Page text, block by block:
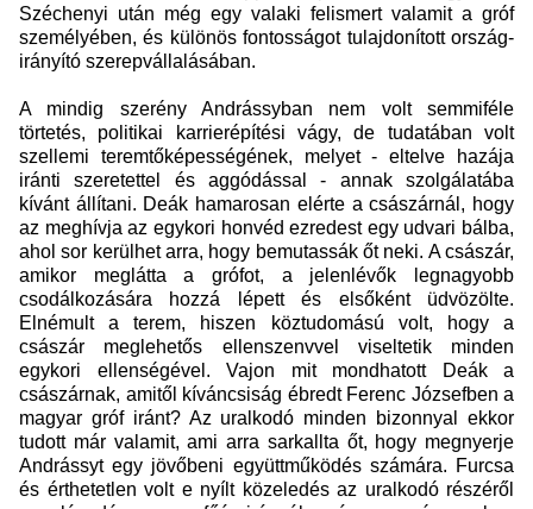
Széchenyi után még egy valaki felismert valamit a gróf
személyében, és különös fontosságot tulajdonított ország-
irányító szerepvállalásában.
A mindig szerény Andrássyban nem volt semmiféle
törtetés, politikai karrierépítési vágy, de tudatában volt
szellemi teremtőképességének, melyet - eltelve hazája
iránti szeretettel és aggódással - annak szolgálatába
kívánt állítani. Deák hamarosan elérte a császárnál, hogy
az meghívja az egykori honvéd ezredest egy udvari bálba,
ahol sor kerülhet arra, hogy bemutassák őt neki. A császár,
amikor meglátta a grófot, a jelenlévők legnagyobb
csodálkozására hozzá lépett és elsőként üdvözölte.
Elnémult a terem, hiszen köztudomású volt, hogy a
császár meglehetős ellenszenvvel viseltetik minden
egykori ellenségével. Vajon mit mondhatott Deák a
császárnak, amitől kíváncsiság ébredt Ferenc Józsefben a
magyar gróf iránt? Az uralkodó minden bizonnyal ekkor
tudott már valamit, ami arra sarkallta őt, hogy megnyerje
Andrássyt egy jövőbeni együttműködés számára. Furcsa
és érthetetlen volt e nyílt közeledés az uralkodó részéről